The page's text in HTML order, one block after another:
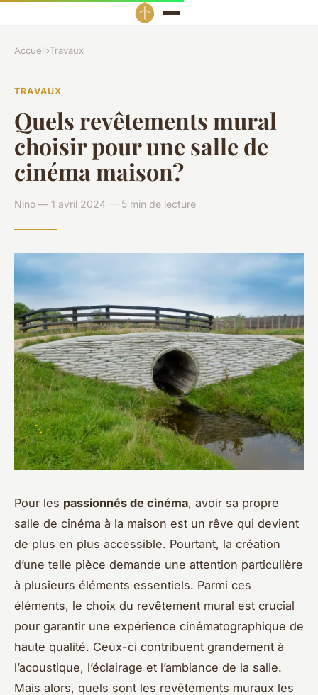
Accueil›Travaux
TRAVAUX
Quels revêtements mural
choisir pour une salle de
cinéma maison?
Nino — 1 avril 2024 — 5 min de lecture
Pour les passionnés de cinéma, avoir sa propre
salle de cinéma à la maison est un rêve qui devient
de plus en plus accessible. Pourtant, la création
d’une telle pièce demande une attention particulière
à plusieurs éléments essentiels. Parmi ces
éléments, le choix du revêtement mural est crucial
pour garantir une expérience cinématographique de
haute qualité. Ceux-ci contribuent grandement à
l’acoustique, l’éclairage et l’ambiance de la salle.
Mais alors, quels sont les revêtements muraux les